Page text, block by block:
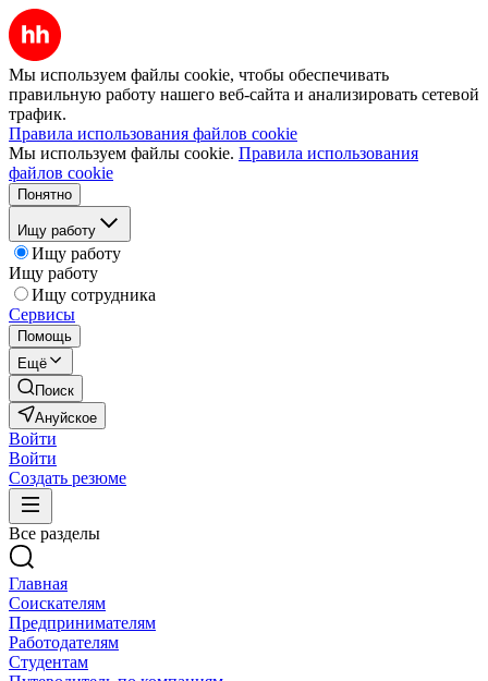
Мы используем файлы cookie, чтобы обеспечивать
правильную работу нашего веб-сайта и анализировать сетевой
трафик.
Правила использования файлов cookie
Мы используем файлы cookie. Правила использования
файлов cookie
Понятно
Ищу работу
Ищу работу
Ищу работу
Ищу сотрудника
Сервисы
Помощь
Ещё
Поиск
Ануйское
Войти
Войти
Создать резюме
Все разделы
Главная
Соискателям
Предпринимателям
Работодателям
Студентам